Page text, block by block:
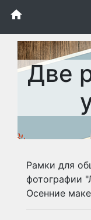
home
Две
Рамки для
фотографии
Осенние